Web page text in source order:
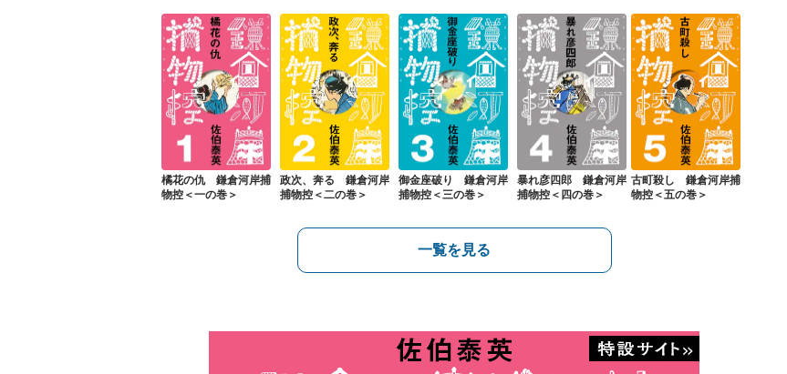
橘花の仇 鎌倉河岸捕
物控＜一の巻＞
政次、奔る 鎌倉河岸
捕物控＜二の巻＞
御金座破り 鎌倉河岸
捕物控＜三の巻＞
暴れ彦四郎 鎌倉河岸
捕物控＜四の巻＞
古町殺し 鎌倉河岸捕
物控＜五の巻＞
一覧を見る